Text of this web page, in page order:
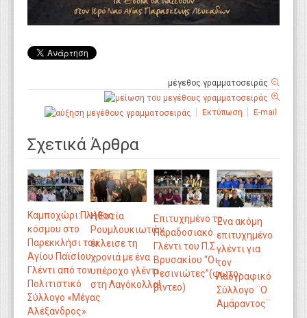
μέγεθος γραμματοσειράς
Εκτύπωση E-mail
Σχετικά Άρθρα
Καμποχώρι:Πλήθος
κόσμου στο
Παρεκκλήσι του
Αγίου Παϊσίου -
Γλέντι από τον
Πολιτιστικό
Σύλλογο «Μέγας
Αλέξανδρος»
Η Εστία
Ρουμλουκιωτών
έκλεισε τη
χρονιά με ένα
υπέροχο γλέντι
στη Λαγόκολλα!
Επιτυχημένο το
Παραδοσιακό
Γλέντι του Π.Σ.
Βρυσακίου “Οι
Ρεσινιώτες”(φωτο-
βίντεο)
Ένα ακόμη
επιτυχημένο
γλέντι για
τον
Λαογραφικό
Σύλλογο ¨Ο
Αμάραντος¨